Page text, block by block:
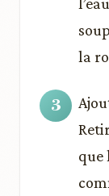
la
que